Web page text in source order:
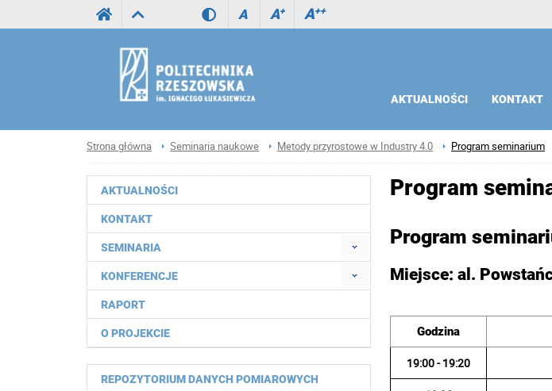
A A+ A++
AKTUALNOŚCI KONTAKT
Strona główna Seminaria naukowe Metody przyrostowe w Industry 4.0 Program seminarium
AKTUALNOŚCI
KONTAKT
SEMINARIA
KONFERENCJE
RAPORT
O PROJEKCIE
REPOZYTORIUM DANYCH POMIAROWYCH
Program
Program
Miejsce: al.
Godzina
19:00 - 19:20